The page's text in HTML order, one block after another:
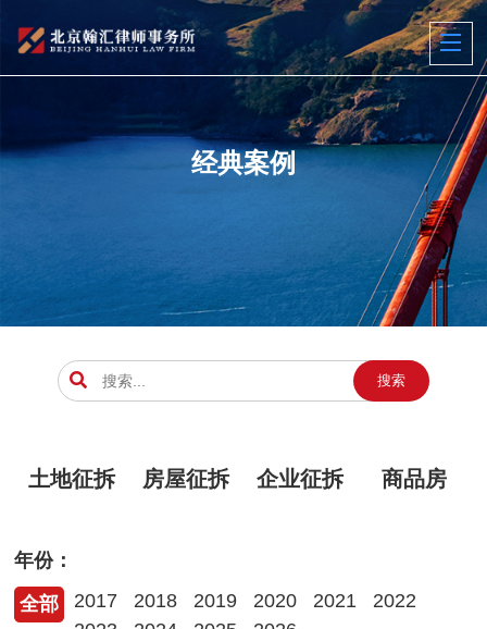
经典案例
搜索
土地征拆 房屋征拆 企业征拆 商品房
年份：
全部
2017 2018 2019 2020 2021
2022